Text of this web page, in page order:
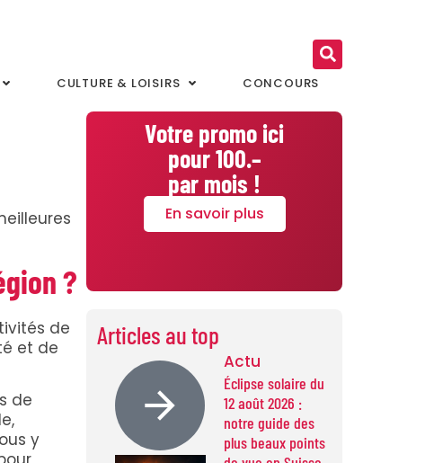
CULTURE & LOISIRS CONCOURS
?
de
et de
de
y
Votre promo ici
pour 100.–
par mois !
En savoir plus
Articles au top
Actu
Éclipse solaire du
12 août 2026 :
notre guide des
plus beaux points